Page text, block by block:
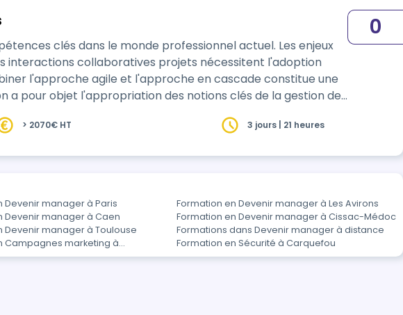
clés dans le monde professionnel actuel. Les enjeux
interactions collaboratives projets nécessitent l'adoption
l'approche agile et l'approche en cascade constitue une
pour objet l'appropriation des notions clés de la gestion de
0
> 2070€ HT 3 jours | 21 heures
Devenir manager à Paris
Formation en Devenir manager à Les Avirons
Devenir manager à Caen
Formation en Devenir manager à Cissac-Médoc
Devenir manager à Toulouse
Formations dans Devenir manager à distance
Campagnes marketing à
Formation en Sécurité à Carquefou